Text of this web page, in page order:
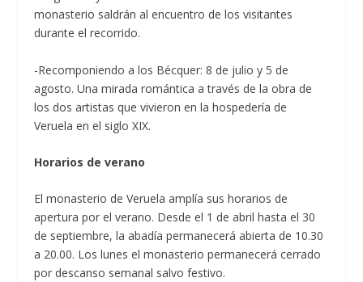
monasterio saldrán al encuentro de los visitantes
durante el recorrido.
-Recomponiendo a los Bécquer: 8 de julio y 5 de
agosto. Una mirada romántica a través de la obra de
los dos artistas que vivieron en la hospedería de
Veruela en el siglo XIX.
Horarios de verano
El monasterio de Veruela amplía sus horarios de
apertura por el verano. Desde el 1 de abril hasta el 30
de septiembre, la abadía permanecerá abierta de 10.30
a 20.00. Los lunes el monasterio permanecerá cerrado
por descanso semanal salvo festivo.